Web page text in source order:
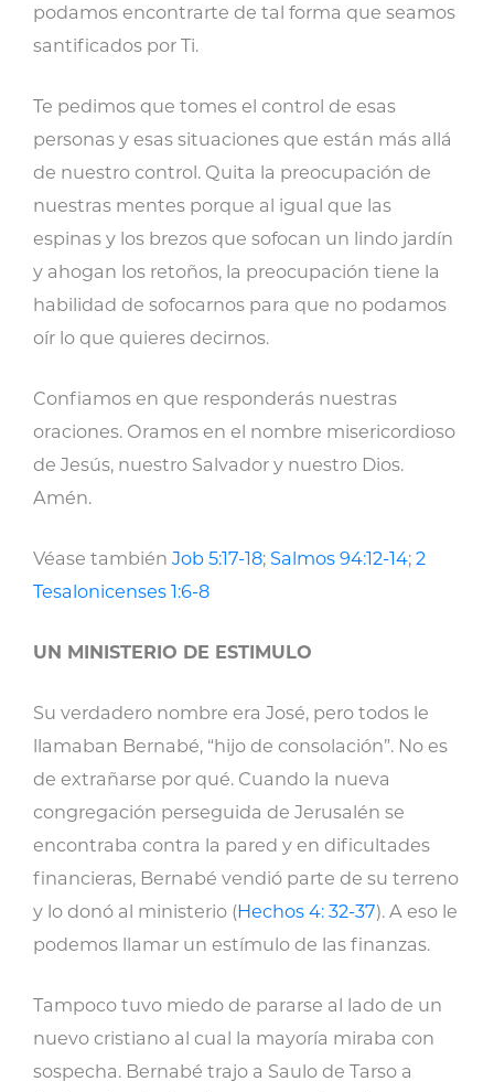
podamos encontrarte de tal forma que seamos
santificados por Ti.
Te pedimos que tomes el control de esas
personas y esas situaciones que están más allá
de nuestro control. Quita la preocupación de
nuestras mentes porque al igual que las
espinas y los brezos que sofocan un lindo jardín
y ahogan los retoños, la preocupación tiene la
habilidad de sofocarnos para que no podamos
oír lo que quieres decirnos.
Confiamos en que responderás nuestras
oraciones. Oramos en el nombre misericordioso
de Jesús, nuestro Salvador y nuestro Dios.
Amén.
Véase también Job 5:17-18; Salmos 94:12-14; 2
Tesalonicenses 1:6-8
UN MINISTERIO DE ESTIMULO
Su verdadero nombre era José, pero todos le
llamaban Bernabé, “hijo de consolación”. No es
de extrañarse por qué. Cuando la nueva
congregación perseguida de Jerusalén se
encontraba contra la pared y en dificultades
financieras, Bernabé vendió parte de su terreno
y lo donó al ministerio (Hechos 4: 32-37). A eso le
podemos llamar un estímulo de las finanzas.
Tampoco tuvo miedo de pararse al lado de un
nuevo cristiano al cual la mayoría miraba con
sospecha. Bernabé trajo a Saulo de Tarso a